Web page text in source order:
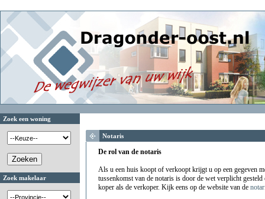
Zoek een woning
Zoek makelaar
Notaris
De rol van de notaris
Als u een huis koopt of verkoopt krijgt u op een gegeven
tussenkomst van de notaris is door de wet verplicht
koper als de verkoper. Kijk eens op de website van de